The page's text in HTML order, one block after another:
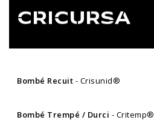
Bombé Recuit - Crisunid®
Bombé Trempé / Durci - Critemp®